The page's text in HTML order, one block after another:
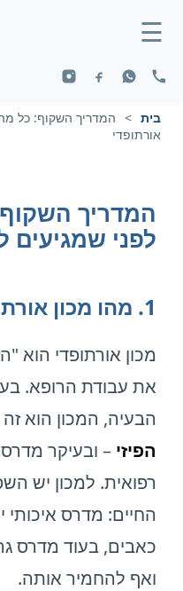
☰
בית > המדריך השקוף: כל
אורתופדי
המדריך
לפני שמגיעים
1. מהו מכון אורתופדי ומה תפקידו?
מכון אורתופדי הוא
את עבודת הרופא.
הבעיה, המכון הוא
הפיזי – ובעיקר
רפואית. למכון יש
החיים: מדרס איכותי
כאבים, בעוד מדרס
ואף להחמיר אותה.